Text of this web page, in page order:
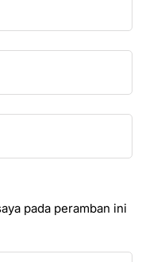
pada peramban ini